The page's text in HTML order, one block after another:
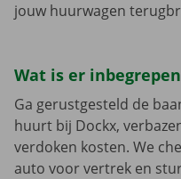
jouw huurwagen
Wat is er
Ga gerustgesteld de
huurt bij Dockx,
verdoken kosten. We
auto voor vertrek en